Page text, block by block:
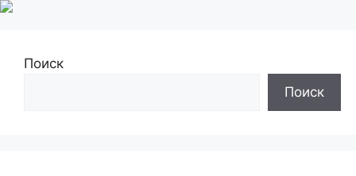
Поиск
Поиск